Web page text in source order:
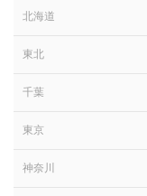
北海道
東北
千葉
東京
神奈川